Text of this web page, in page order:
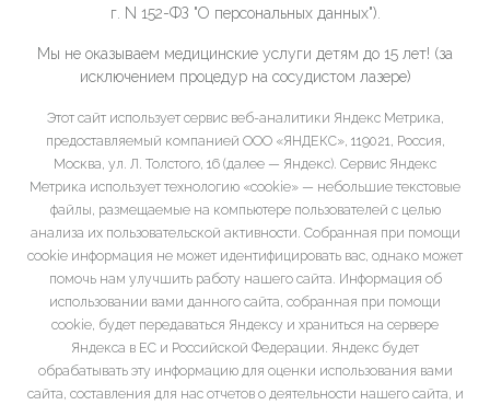
г. N 152-ФЗ "О персональных данных").
Мы не оказываем медицинские услуги детям до 15 лет! (за
исключением процедур на сосудистом лазере)
Этот сайт использует сервис веб-аналитики Яндекс Метрика,
предоставляемый компанией ООО «ЯНДЕКС», 119021, Россия,
Москва, ул. Л. Толстого, 16 (далее — Яндекс). Сервис Яндекс
Метрика использует технологию «cookie» — небольшие текстовые
файлы, размещаемые на компьютере пользователей с целью
анализа их пользовательской активности. Собранная при помощи
cookie информация не может идентифицировать вас, однако может
помочь нам улучшить работу нашего сайта. Информация об
использовании вами данного сайта, собранная при помощи
cookie, будет передаваться Яндексу и храниться на сервере
Яндекса в ЕС и Российской Федерации. Яндекс будет
обрабатывать эту информацию для оценки использования вами
сайта, составления для нас отчетов о деятельности нашего сайта, и